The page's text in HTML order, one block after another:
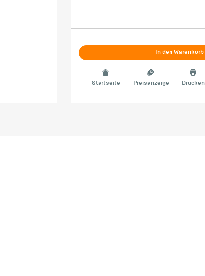
In den Warenkorb
Startseite Preisanzeige Drucken